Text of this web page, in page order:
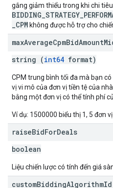
gắng giảm thiểu trong khi chi
_CPM không được hỗ trợ cho
maxAverageCpmBidAmount
string (int64 format)
CPM trung bình tối đa mà bạn
vị vi mô của đơn vị tiền tệ của
bằng một đơn vị có thể tính phí
Ví dụ: 1500000 biểu thị 1, 5 đơn
raiseBidForDeals
boolean
Liệu chiến lược có tính đến giá
customBiddingAlgorithmId